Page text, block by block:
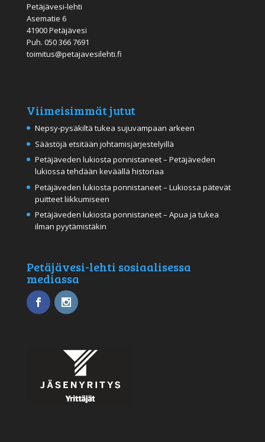
Petäjävesi-lehti
Asematie 6
41900 Petäjävesi
Puh. 050 366 7691
toimitus@petajavesilehti.fi
Viimeisimmät jutut
Nepsy-pysäkiltä tukea sujuvampaan arkeen
Säästöjä etsitään johtamisjärjestelyillä
Petäjäveden lukiosta ponnistaneet – Petäjäveden
lukiossa tehdään keväällä historiaa
Petäjäveden lukiosta ponnistaneet – Lukiossa pätevät
puitteet liikkumiseen
Petäjäveden lukiosta ponnistaneet – Apua ja tukea
ilman pyytämistäkin
Petäjävesi-lehti sosiaalisessa
mediassa